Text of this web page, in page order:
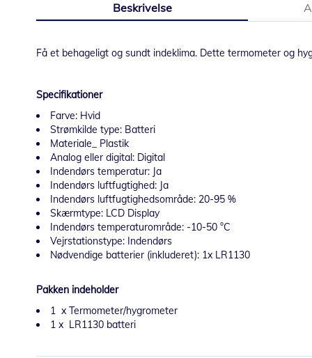
af
Beskrivelse
Få et behageligt og sundt indeklima. Dette termometer og
Specifikationer
Farve: Hvid
Strømkilde type: Batteri
Materiale_ Plastik
Analog eller digital: Digital
Indendørs temperatur: Ja
Indendørs luftfugtighed: Ja
Indendørs luftfugtighedsområde: 20-95 %
Skærmtype: LCD Display
Indendørs temperaturområde: -10-50 °C
Vejrstationstype: Indendørs
Nødvendige batterier (inkluderet): 1x LR1130
Pakken indeholder
1 x Termometer/hygrometer
1 x LR1130 batteri